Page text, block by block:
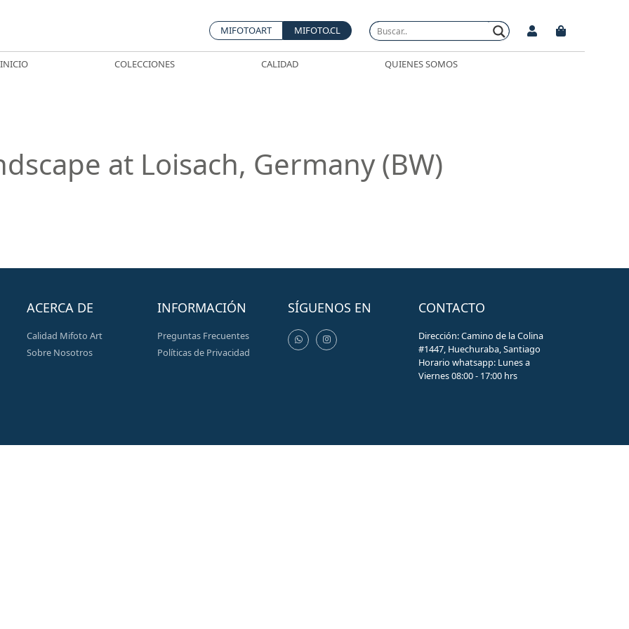
MIFOTOART MIFOTO.CL
INICIO COLECCIONES CALIDAD QUIENES SOMOS
at Loisach, Germany (BW)
ACERCA DE
Calidad Mifoto Art
Sobre Nosotros
INFORMACIÓN
Preguntas Frecuentes
Políticas de Privacidad
SÍGUENOS EN CONTACTO
Dirección: Camino de la Colina
#1447, Huechuraba, Santiago
Horario whatsapp: Lunes a
Viernes 08:00 - 17:00 hrs